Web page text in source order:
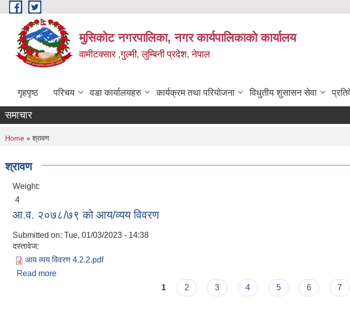
Skip to main content
मुसिकोट नगरपालिका, नगर कार्यपालिकाकाे कार्यालय
वामीटक्सार ,गुल्मी, लुम्बिनी प्रदेश, नेपाल
गृहपृष्ठ परिचय वडा कार्यालयहरु कार्यक्रम तथा परियोजना विधुतीय शुसासन सेवा
समाचार
You are here
Home » श्रावण
श्रावण
Weight:
4
आ.व. २०७८/७९ को आय/व्यय विवरण
Submitted on: Tue, 01/03/2023 - 14:38
दस्तावेज:
आय व्यय विवरण 4.2.2.pdf
Read more
1 2 3 4 5 6 7